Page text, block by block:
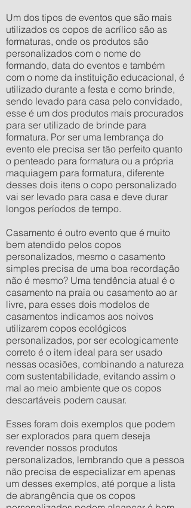
Um dos tipos de eventos que são mais
utilizados os copos de acrílico são as
formaturas, onde os produtos são
personalizados com o nome do
formando, data do eventos e também
com o nome da instituição educacional, é
utilizado durante a festa e como brinde,
sendo levado para casa pelo convidado,
esse é um dos produtos mais procurados
para ser utilizado de brinde para
formatura. Por ser uma lembrança do
evento ele precisa ser tão perfeito quanto
o penteado para formatura ou a própria
maquiagem para formatura, diferente
desses dois itens o copo personalizado
vai ser levado para casa e deve durar
longos períodos de tempo.
Casamento é outro evento que é muito
bem atendido pelos copos
personalizados, mesmo o casamento
simples precisa de uma boa recordação
não é mesmo? Uma tendência atual é o
casamento na praia ou casamento ao ar
livre, para esses dois modelos de
casamentos indicamos aos noivos
utilizarem copos ecológicos
personalizados, por ser ecologicamente
correto é o item ideal para ser usado
nessas ocasiões, combinando a natureza
com sustentabilidade, evitando assim o
mal ao meio ambiente que os copos
descartáveis podem causar.
Esses foram dois exemplos que podem
ser explorados para quem deseja
revender nossos produtos
personalizados, lembrando que a pessoa
não precisa de especializar em apenas
um desses exemplos, até porque a lista
de abrangência que os copos